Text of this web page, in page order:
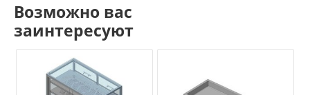
Возможно вас
заинтересуют